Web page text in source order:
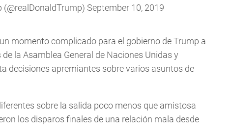
September 10, 2019
momento complicado para el gobierno de Trump a
la Asamblea General de Naciones Unidas y
decisiones apremiantes sobre varios asuntos de
sobre la salida poco menos que amistosa
los disparos finales de una relación mala desde